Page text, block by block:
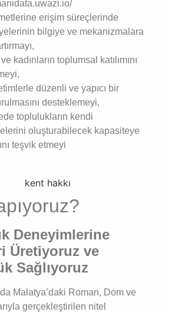
erişim süreçlerinde
bilgiye ve mekanizmalara
kadınların toplumsal katılımını
düzenli ve yapıcı bir
desteklemeyi,
toplulukların kendi
oluşturabilecek kapasiteye
teşvik etmeyi
Deneyimlerine
Üretiyoruz ve
Sağlıyoruz
Malatya’daki Roman, Dom ve
gerçekleştirilen nitel